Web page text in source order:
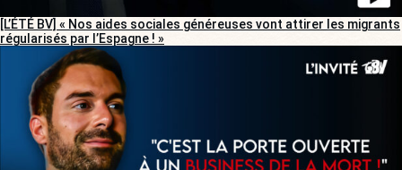
[L’ÉTÉ BV] « Nos aides sociales généreuses vont attirer les migrants
régularisés par l’Espagne ! »